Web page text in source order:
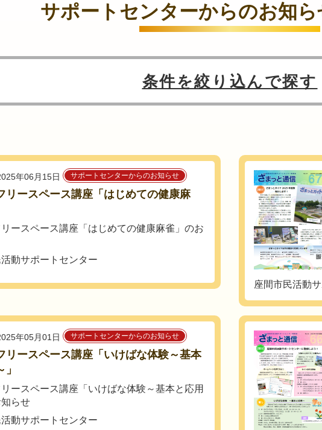
サポートセンターからのお知
条件を絞り込んで探す
年06月15日 サポートセンターからのお知らせ
リースペース講座「はじめての健康麻
ースペース講座「はじめての健康麻雀」のお
動サポートセンター
座間市民活動
年05月01日 サポートセンターからのお知らせ
リースペース講座「いけばな体験～基本
ースペース講座「いけばな体験～基本と応用
らせ
動サポートセンター